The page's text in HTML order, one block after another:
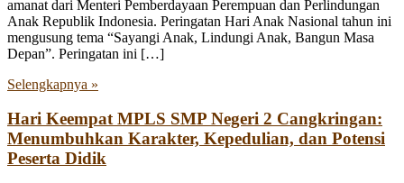
amanat dari Menteri Pemberdayaan Perempuan dan Perlindungan
Anak Republik Indonesia. Peringatan Hari Anak Nasional tahun ini
mengusung tema “Sayangi Anak, Lindungi Anak, Bangun Masa
Depan”. Peringatan ini […]
Selengkapnya »
Hari Keempat MPLS SMP Negeri 2 Cangkringan:
Menumbuhkan Karakter, Kepedulian, dan Potensi
Peserta Didik